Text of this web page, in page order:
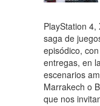
PlayStation
saga de
episódico,
entregas, en
escenarios
Marrakech o
que nos